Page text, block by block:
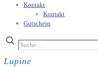
Kontakt
Kontakt
Gutschein
Lupine